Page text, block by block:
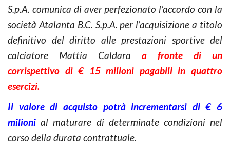
S.p.A. comunica di aver perfezionato l’accordo con la
società Atalanta B.C. S.p.A. per l’acquisizione a titolo
definitivo del diritto alle prestazioni sportive del
calciatore Mattia Caldara a fronte di un
corrispettivo di € 15 milioni pagabili in quattro
esercizi.
Il valore di acquisto potrà incrementarsi di € 6
milioni al maturare di determinate condizioni nel
corso della durata contrattuale.